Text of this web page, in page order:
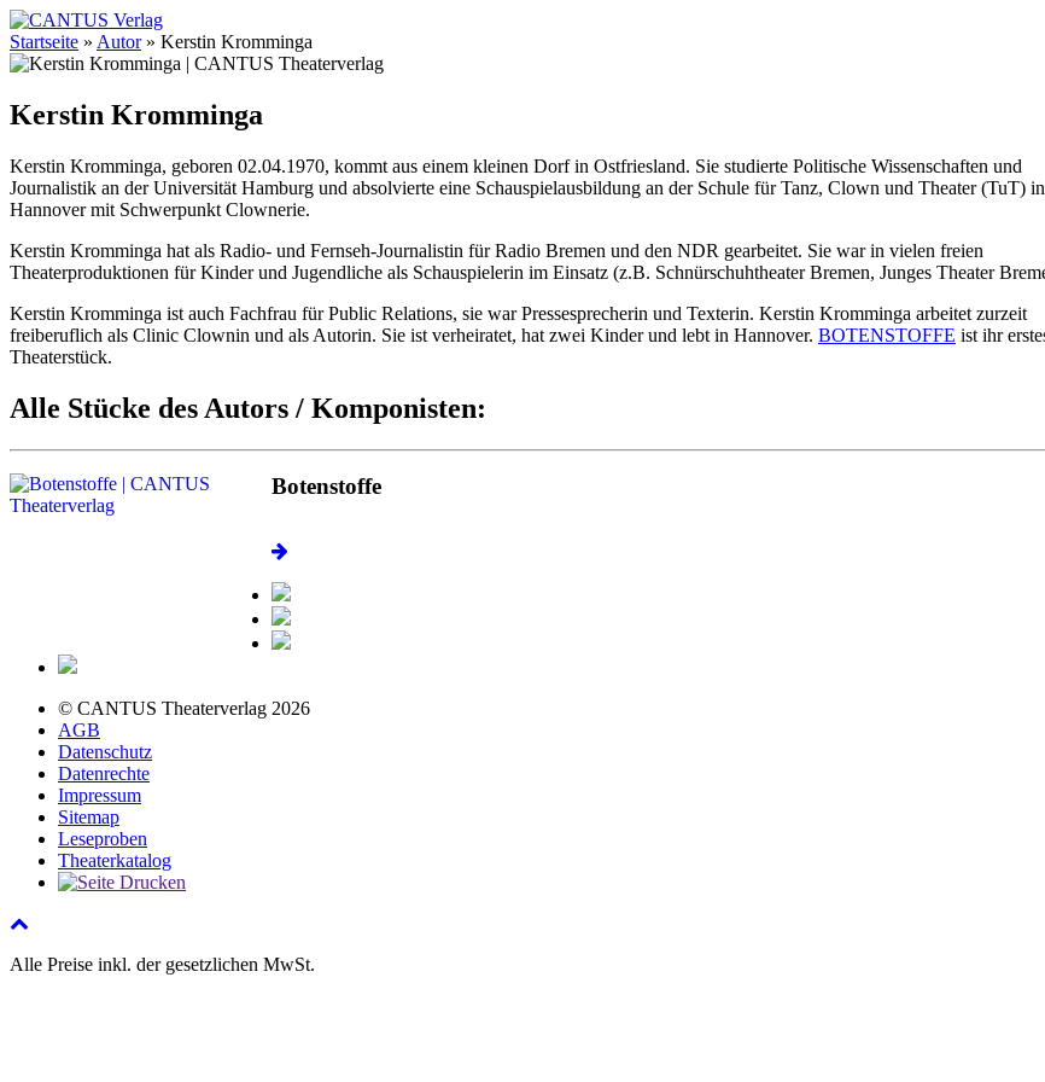
Startseite » Autor» Kerstin Kromminga
Kerstin Kromminga
Kerstin Kromminga, geboren 02.04.1970, kommt aus einem kleinen Dorf in Ostfriesland. Sie studierte Politische Wissenschaften und
Journalistik an der Universität Hamburg und absolvierte eine Schauspielausbildung an der Schule für Tanz, Clown und Theater (TuT) in
Hannover mit Schwerpunkt Clownerie.
Kerstin Kromminga hat als Radio- und Fernseh-Journalistin für Radio Bremen und den NDR gearbeitet. Sie war in vielen freien
Theaterproduktionen für Kinder und Jugendliche als Schauspielerin im Einsatz (z.B. Schnürschuhtheater Bremen, Junges Theater
Kerstin Kromminga ist auch Fachfrau für Public Relations, sie war Pressesprecherin und Texterin. Kerstin Kromminga arbeitet zurzeit
freiberuflich als Clinic Clownin und als Autorin. Sie ist verheiratet, hat zwei Kinder und lebt in Hannover. BOTENSTOFFE ist ihr
Theaterstück.
Alle Stücke des Autors / Komponisten:
Botenstoffe
© CANTUS Theaterverlag 2026
AGB
Datenschutz
Datenrechte
Impressum
Sitemap
Leseproben
Theaterkatalog
Alle Preise inkl. der gesetzlichen MwSt.